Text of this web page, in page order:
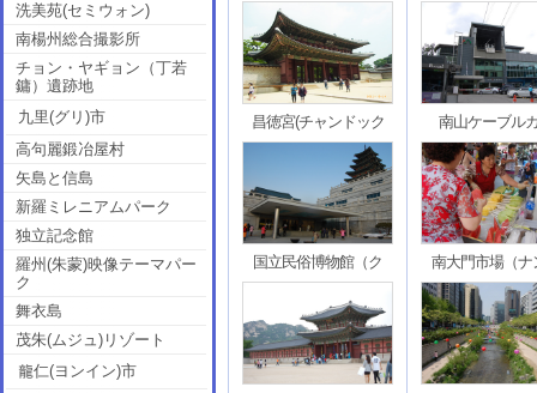
洗美苑(セミウォン)
南楊州総合撮影所
チョン・ヤギョン（丁若
鏞）遺跡地
九里(グリ)市
高句麗鍛冶屋村
矢島と信島
新羅ミレニアムパーク
独立記念館
羅州(朱蒙)映像テーマパー
ク
舞衣島
茂朱(ムジュ)リゾート
龍仁(ヨンイン)市
昌徳宮(チャンドック
国立民俗博物館（ク
南山ケーブル
南大門市場（ナ